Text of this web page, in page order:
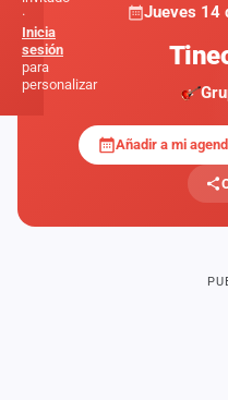
Jueves 14
Añadir a mi
·
Inicia
sesión
para
personalizar